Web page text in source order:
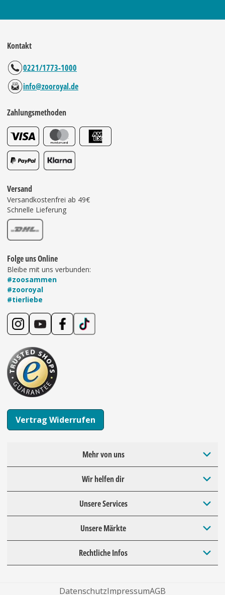
Kontakt
0221/1773-1000
info@zooroyal.de
Zahlungsmethoden
Versand
Versandkostenfrei ab 49€
Schnelle Lieferung
Folge uns Online
Bleibe mit uns verbunden:
#zoosammen
#zooroyal
#tierliebe
Vertrag Widerrufen
Mehr von uns
Wir helfen dir
Unsere Services
Unsere Märkte
Rechtliche Infos
DatenschutzImpressumAGB